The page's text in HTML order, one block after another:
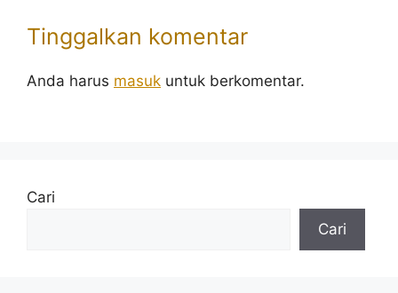
Tinggalkan komentar
Anda harus masuk untuk berkomentar.
Cari
Cari